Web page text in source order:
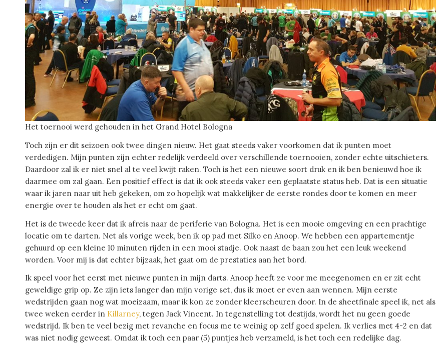
Het toernooi werd gehouden in het Grand Hotel Bologna
Toch zijn er dit seizoen ook twee dingen nieuw. Het gaat steeds vaker voorkomen dat ik punten moet
verdedigen. Mijn punten zijn echter redelijk verdeeld over verschillende toernooien, zonder echte uitschieters.
Daardoor zal ik er niet snel al te veel kwijt raken. Toch is het een nieuwe soort druk en ik ben benieuwd hoe ik
daarmee om zal gaan. Een positief effect is dat ik ook steeds vaker een geplaatste status heb. Dat is een situatie
waar ik jaren naar uit heb gekeken, om zo hopelijk wat makkelijker de eerste rondes door te komen en meer
energie over te houden als het er echt om gaat.
Het is de tweede keer dat ik afreis naar de periferie van Bologna. Het is een mooie omgeving en een prachtige
locatie om te darten. Net als vorige week, ben ik op pad met Silko en Anoop. We hebben een appartementje
gehuurd op een kleine 10 minuten rijden in een mooi stadje. Ook naast de baan zou het een leuk weekend
worden. Voor mij is dat echter bijzaak, het gaat om de prestaties aan het bord.
Ik speel voor het eerst met nieuwe punten in mijn darts. Anoop heeft ze voor me meegenomen en er zit echt
geweldige grip op. Ze zijn iets langer dan mijn vorige set, dus ik moet er even aan wennen. Mijn eerste
wedstrijden gaan nog wat moeizaam, maar ik kon ze zonder kleerscheuren door. In de sheetfinale speel ik, net als
twee weken eerder in Killarney, tegen Jack Vincent. In tegenstelling tot destijds, wordt het nu geen goede
wedstrijd. Ik ben te veel bezig met revanche en focus me te weinig op zelf goed spelen. Ik verlies met 4-2 en dat
was niet nodig geweest. Omdat ik toch een paar (5) puntjes heb verzameld, is het toch een redelijke dag.